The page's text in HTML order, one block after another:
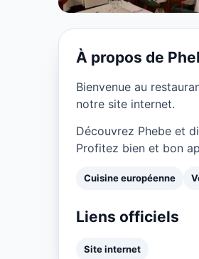
★ 4.5/5
À propos de
Bienvenue au
notre site internet.
Découvrez Phebe et
Profitez bien et bon
Cuisine européenne
Liens officiels
Site internet